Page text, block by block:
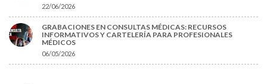
22/06/2026
GRABACIONES EN CONSULTAS MÉDICAS: RECURSOS
INFORMATIVOS Y CARTELERÍA PARA PROFESIONALES
MÉDICOS
06/05/2026